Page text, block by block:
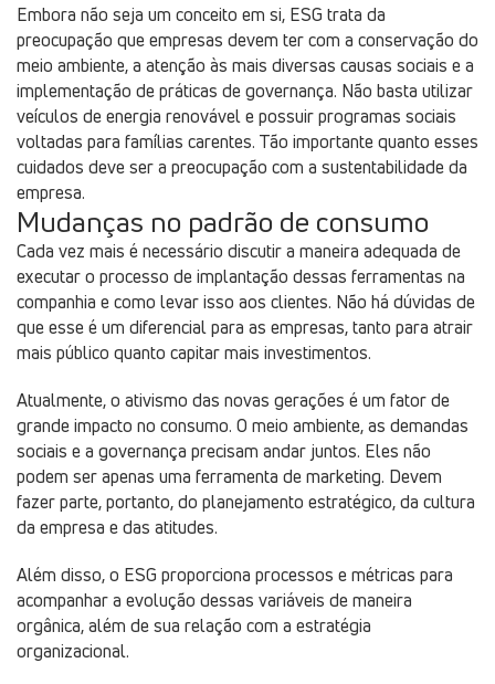
Embora não seja um conceito em si, ESG trata da
preocupação que empresas devem ter com a conservação do
meio ambiente, a atenção às mais diversas causas sociais e a
implementação de práticas de governança. Não basta utilizar
veículos de energia renovável e possuir programas sociais
voltadas para famílias carentes. Tão importante quanto esses
cuidados deve ser a preocupação com a sustentabilidade da
empresa.
Mudanças no padrão de consumo
Cada vez mais é necessário discutir a maneira adequada de
executar o processo de implantação dessas ferramentas na
companhia e como levar isso aos clientes. Não há dúvidas de
que esse é um diferencial para as empresas, tanto para atrair
mais público quanto capitar mais investimentos.
Atualmente, o ativismo das novas gerações é um fator de
grande impacto no consumo. O meio ambiente, as demandas
sociais e a governança precisam andar juntos. Eles não
podem ser apenas uma ferramenta de marketing. Devem
fazer parte, portanto, do planejamento estratégico, da cultura
da empresa e das atitudes.
Além disso, o ESG proporciona processos e métricas para
acompanhar a evolução dessas variáveis de maneira
orgânica, além de sua relação com a estratégia
organizacional.